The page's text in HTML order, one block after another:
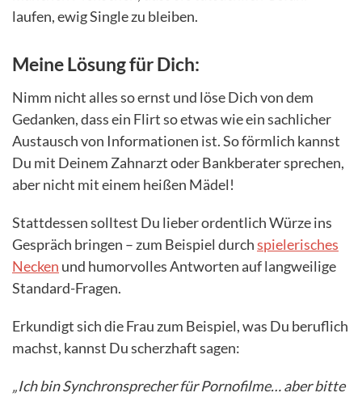
laufen, ewig Single zu bleiben.
Meine Lösung für Dich:
Nimm nicht alles so ernst und löse Dich von dem
Gedanken, dass ein Flirt so etwas wie ein sachlicher
Austausch von Informationen ist. So förmlich kannst
Du mit Deinem Zahnarzt oder Bankberater sprechen,
aber nicht mit einem heißen Mädel!
Stattdessen solltest Du lieber ordentlich Würze ins
Gespräch bringen – zum Beispiel durchspielerisches
Necken und humorvolles Antworten auf langweilige
Standard-Fragen.
Erkundigt sich die Frau zum Beispiel, was Du beruflich
machst, kannst Du scherzhaft sagen:
„Ich bin Synchronsprecher für Pornofilme… aber bitte